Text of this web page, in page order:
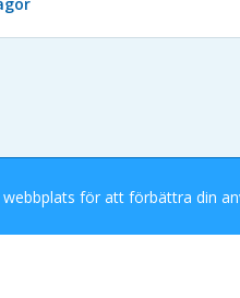
för att förbättra din